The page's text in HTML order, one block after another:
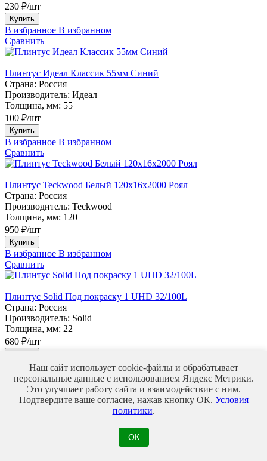
230 ₽/шт
Купить
В избранное В избранном
Сравнить
Плинтус Идеал Классик 55мм Синий
Страна: Россия
Производитель: Идеал
Толщина, мм: 55
100 ₽/шт
Купить
В избранное В избранном
Сравнить
Плинтус Teckwood Белый 120х16х2000 Роял
Страна: Россия
Производитель: Teckwood
Толщина, мм: 120
950 ₽/шт
Купить
В избранное В избранном
Сравнить
Плинтус Solid Под покраску 1 UHD 32/100L
Страна: Россия
Производитель: Solid
Толщина, мм: 22
680 ₽/шт
В избранное В избранном
Сравнить
Плинтус Идеал Деконика 70мм Орех серый
Наш сайт использует cookie-файлы и обрабатывает
персональные данные с использованием Яндекс Метрики.
Это улучшает работу сайта и взаимодействие с ним.
Подтвердите ваше согласие, нажав кнопку ОК. Условия
политики.
ОК